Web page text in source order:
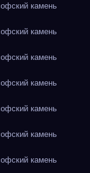
камень
камень
камень
камень
камень
камень
камень